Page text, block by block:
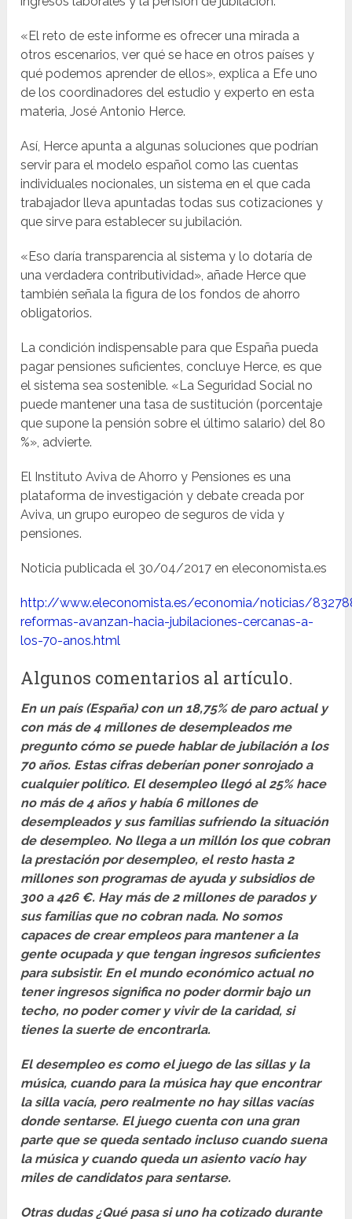
«El reto de este informe es ofrecer una mirada a
otros escenarios, ver qué se hace en otros países y
qué podemos aprender de ellos», explica a Efe uno
de los coordinadores del estudio y experto en esta
materia, José Antonio Herce.
Así, Herce apunta a algunas soluciones que podrían
servir para el modelo español como las cuentas
individuales nocionales, un sistema en el que cada
trabajador lleva apuntadas todas sus cotizaciones y
que sirve para establecer su jubilación.
«Eso daría transparencia al sistema y lo dotaría de
una verdadera contributividad», añade Herce que
también señala la figura de los fondos de ahorro
obligatorios.
La condición indispensable para que España pueda
pagar pensiones suficientes, concluye Herce, es que
el sistema sea sostenible. «La Seguridad Social no
puede mantener una tasa de sustitución (porcentaje
que supone la pensión sobre el último salario) del 80
%», advierte.
El Instituto Aviva de Ahorro y Pensiones es una
plataforma de investigación y debate creada por
Aviva, un grupo europeo de seguros de vida y
pensiones.
Noticia publicada el 30/04/2017 en eleconomista.es
http://www.eleconomista.es/economia/noticias/
reformas-avanzan-hacia-jubilaciones-cercanas-a-
los-70-anos.html
Algunos comentarios al artículo.
En un país (España) con un 18,75% de paro actual y
con más de 4 millones de desempleados me
pregunto cómo se puede hablar de jubilación a los
70 años. Estas cifras deberían poner sonrojado a
cualquier político. El desempleo llegó al 25% hace
no más de 4 años y había 6 millones de
desempleados y sus familias sufriendo la situación
de desempleo. No llega a un millón los que cobran
la prestación por desempleo, el resto hasta 2
millones son programas de ayuda y subsidios de
300 a 426 €. Hay más de 2 millones de parados y
sus familias que no cobran nada. No somos
capaces de crear empleos para mantener a la
gente ocupada y que tengan ingresos suficientes
para subsistir. En el mundo económico actual no
tener ingresos significa no poder dormir bajo un
techo, no poder comer y vivir de la caridad, si
tienes la suerte de encontrarla.
El desempleo es como el juego de las sillas y la
música, cuando para la música hay que encontrar
la silla vacía, pero realmente no hay sillas vacías
donde sentarse. El juego cuenta con una gran
parte que se queda sentado incluso cuando suena
la música y cuando queda un asiento vacío hay
miles de candidatos para sentarse.
Otras dudas ¿Qué pasa si uno ha cotizado durante